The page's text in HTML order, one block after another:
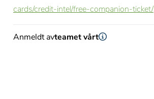
cards/credit-intel/free-companion-ticket/
Anmeldt avteamet vårt